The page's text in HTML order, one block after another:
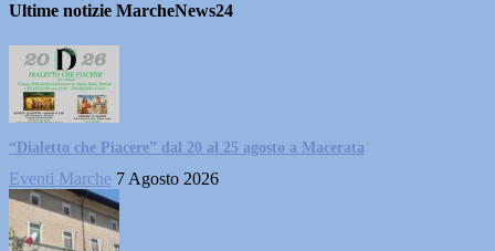
Ultime notizie MarcheNews24
“Dialetto che Piacere” dal 20 al 25 agosto a Macerata
Eventi Marche 7 Agosto 2026